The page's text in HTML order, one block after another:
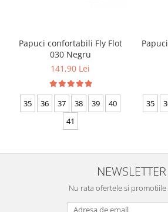
Papuci confortabili Fly Flot
030 Negru
141,90 Lei
35 36 37 38 39
40
41
35
NEWSLETTER
Nu rata ofertele si